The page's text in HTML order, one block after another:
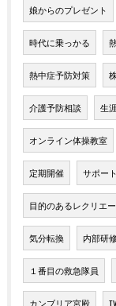
娘からのプレゼント
時代に乗っかる
熱中症予防対策
介護予防相談 生
オンライン体操教室
定期開催 サポート
目的のあるレクリエ
気分転換 内部研
１番目の救急隊員
カンブリア宮殿